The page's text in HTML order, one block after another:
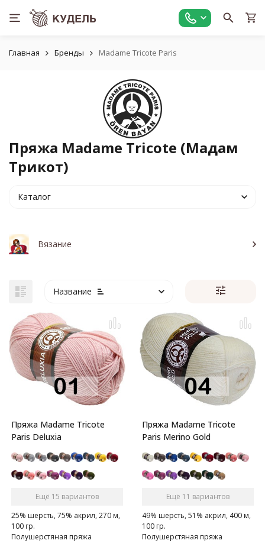
Главная Бренды Madame Tricote Paris
Пряжа Madame Tricote (Мадам
Трикот)
Каталог
Вязание
Название
Пряжа Madame Tricote
Paris Deluxia
Ещё 15 вариантов
25% шерсть, 75% акрил, 270 м,
100 гр.
Полушерстяная пряжа
Пряжа Madame Tricote
Paris Merino Gold
Ещё 11 вариантов
49% шерсть, 51% акрил, 400 м,
100 гр.
Полушерстяная пряжа